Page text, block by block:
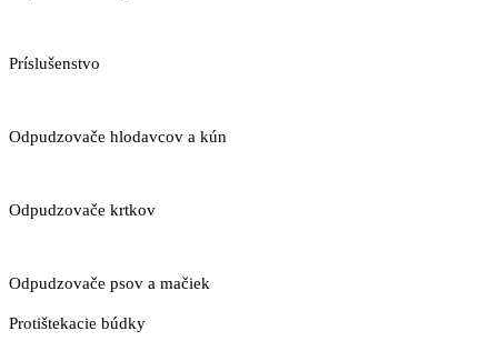
Príslušenstvo
Odpudzovače hlodavcov a kún
Odpudzovače krtkov
Odpudzovače psov a mačiek
Protištekacie búdky